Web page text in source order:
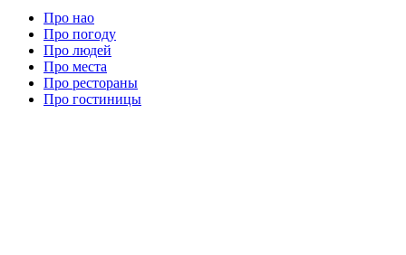
Про нао
Про погоду
Про людей
Про места
Про рестораны
Про гостиницы